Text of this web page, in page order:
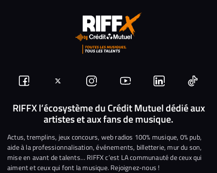
Suivez-
nous
Facebook
Suivez-
nous
sur
Twitter
Nous
rejoindre
sur
Instagram
Nous
rejoindre
sur
YouTube
Nous
rejoindre
sur
Linkedin
Nous
RIFFX l’écosystème du Crédit Mutuel dédié aux
artistes et aux fans de musique.
Actus, tremplins, jeux concours, web radios 100% musique, 0% pub,
aide à la professionnalisation, événements, billetterie, mur du son,
mise en avant de talents… RIFFX c’est LA communauté de ceux qui
aiment et ceux qui font la musique. Rejoignez-nous !